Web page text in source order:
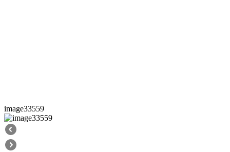
image33559